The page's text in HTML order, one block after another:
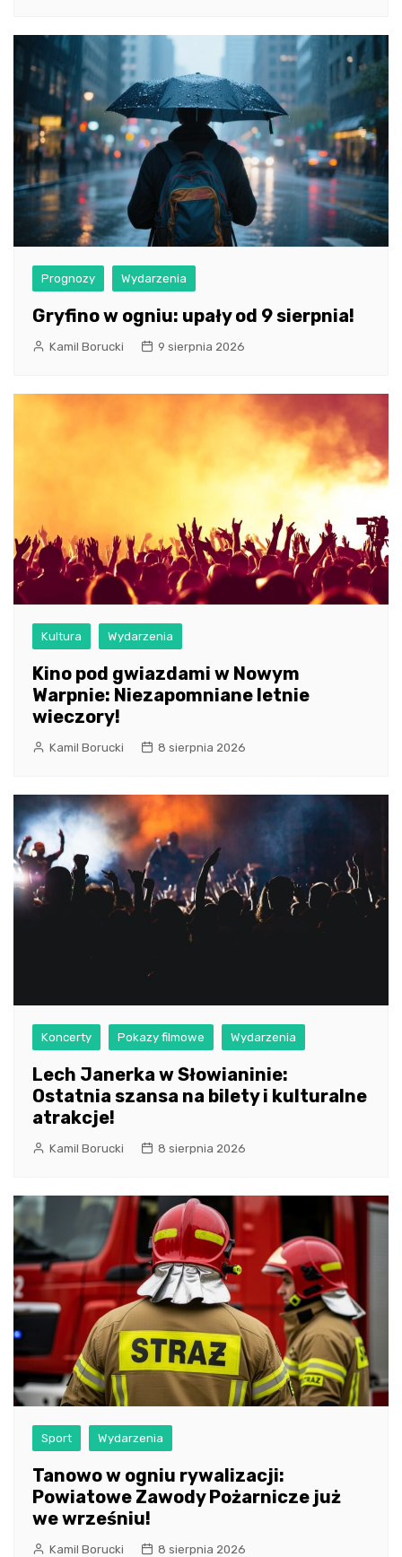
Prognozy Wydarzenia
Gryfino w ogniu: upały od 9 sierpnia!
Kamil Borucki 9 sierpnia 2026
Kultura Wydarzenia
Kino pod gwiazdami w Nowym
Warpnie: Niezapomniane letnie
wieczory!
Kamil Borucki 8 sierpnia 2026
Koncerty Pokazy filmowe Wydarzenia
Lech Janerka w Słowianinie:
Ostatnia szansa na bilety i kulturalne
atrakcje!
Kamil Borucki 8 sierpnia 2026
Sport Wydarzenia
Tanowo w ogniu rywalizacji:
Powiatowe Zawody Pożarnicze już
we wrześniu!
Kamil Borucki 8 sierpnia 2026